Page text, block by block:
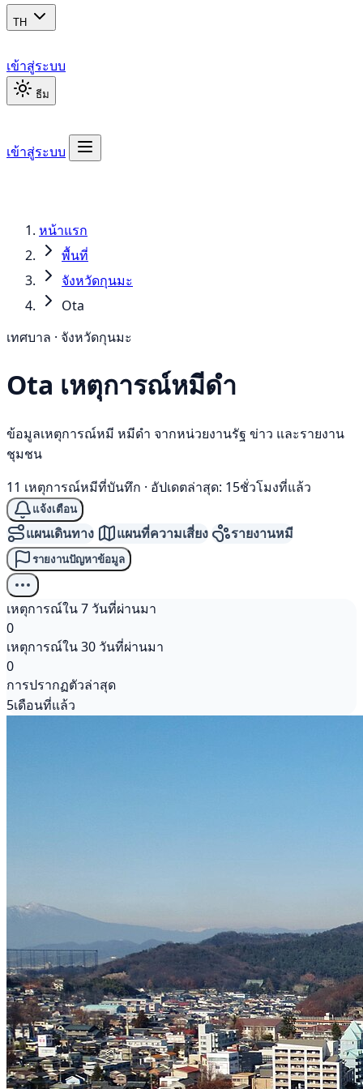
TH
เข้าสู่ระบบ
ธีม
เข้าสู่ระบบ
หน้าแรก
พื้นที่
จังหวัดกุนมะ
Ota
เทศบาล · จังหวัดกุนมะ
Ota เหตุการณ์หมีดำ
ข้อมูลเหตุการณ์หมี หมีดำ จากหน่วยงานรัฐ ข่าว และรายงาน
ชุมชน
11 เหตุการณ์หมีที่บันทึก · อัปเดตล่าสุด: 15ชั่วโมงที่แล้ว
แจ้งเตือน
แผนเดินทาง แผนที่ความเสี่ยง รายงานหมี
รายงานปัญหาข้อมูล
เหตุการณ์ใน 7 วันที่ผ่านมา
0
เหตุการณ์ใน 30 วันที่ผ่านมา
0
การปรากฏตัวล่าสุด
5เดือนที่แล้ว